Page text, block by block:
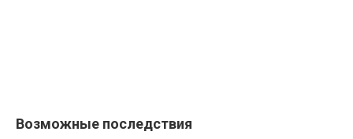
Возможные последствия